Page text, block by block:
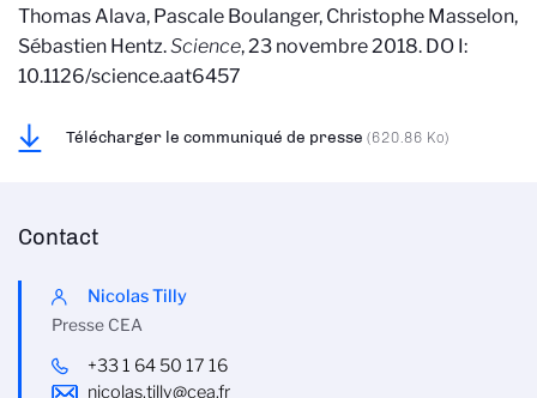
Thomas Alava, Pascale Boulanger, Christophe Masselon,
Sébastien Hentz.Science, 23 novembre 2018. DO I:
10.1126/science.aat6457
Télécharger le communiqué de presse (620.86 Ko)
Contact
Nicolas Tilly
Presse CEA
+33 1 64 50 17 16
nicolas.tilly@cea.fr